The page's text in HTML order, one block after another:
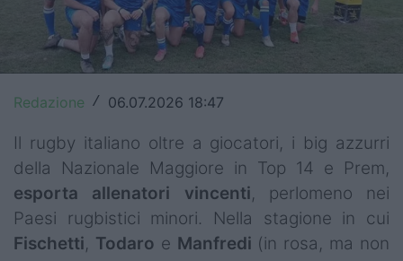
Top14
Premiership
Champions Cup
Challenge Cup
World Rugby
Rugby World Cup
Redazione / 06.07.2026 18:47
Il rugby italiano oltre a giocatori, i big azzurri
della Nazionale Maggiore in Top 14 e Prem,
esporta allenatori vincenti, perlomeno nei
Paesi rugbistici minori. Nella stagione in cui
Fischetti, Todaro e Manfredi (in rosa, ma non